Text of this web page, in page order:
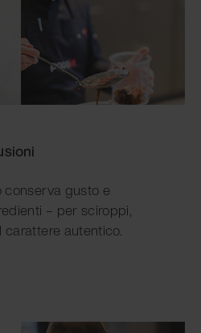
conserva gusto e
– per sciroppi,
carattere autentico.